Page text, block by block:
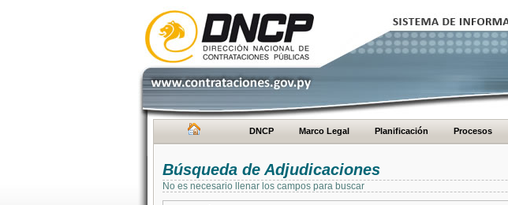
DNCP Marco Legal Planificación Procesos
Búsqueda de Adjudicaciones
No es necesario llenar los campos para buscar